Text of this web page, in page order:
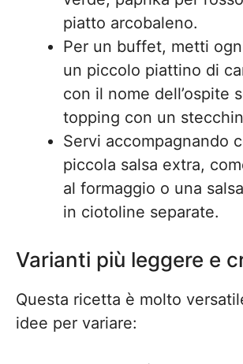
piatto arcobaleno.
Per un buffet, metti
un piccolo piattino di
con il nome dell’ospite
topping con un
Servi accompagnando
piccola salsa extra,
al formaggio o una
in ciotoline separate.
Varianti più leggere e
Questa ricetta è molto
idee per variare: